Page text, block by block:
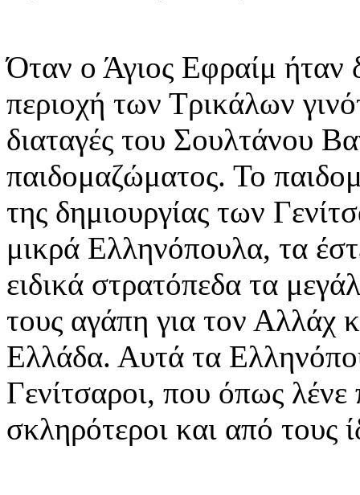
Όταν ο Άγιος Εφραίμ ήταν
περιοχή των Τρικάλων
διαταγές του Σουλτάνου
παιδομαζώματος. Το
της δημιουργίας των
μικρά Ελληνόπουλα, τα
ειδικά στρατόπεδα τα
τους αγάπη για τον Αλλάχ
Ελλάδα. Αυτά τα
Γενίτσαροι, που όπως λένε
σκληρότεροι και από τους